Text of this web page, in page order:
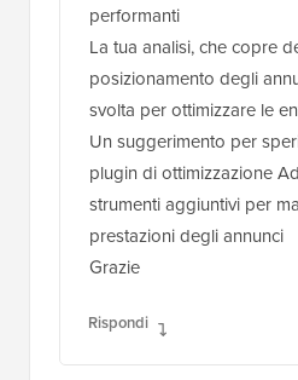
performanti
La tua analisi, che copre
posizionamento degli
svolta per ottimizzare le
Un suggerimento per
plugin di ottimizzazione
strumenti aggiuntivi per
prestazioni degli annunci
Grazie
Rispondi